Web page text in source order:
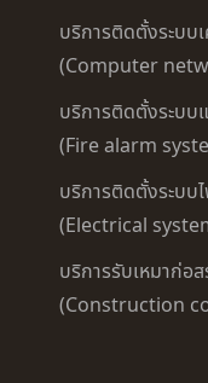
บริการติดตั้งระบบ
(Computer
บริการติดตั้งระบบ
(Fire alarm
บริการติดตั้งระบบ
(Electrical
บริการรับเหมาก่อส
(Construction